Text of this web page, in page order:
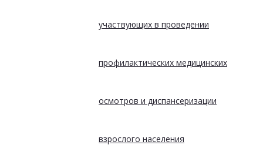
участвующих в проведении
профилактических медицинских
осмотров и диспансеризации
взрослого населения